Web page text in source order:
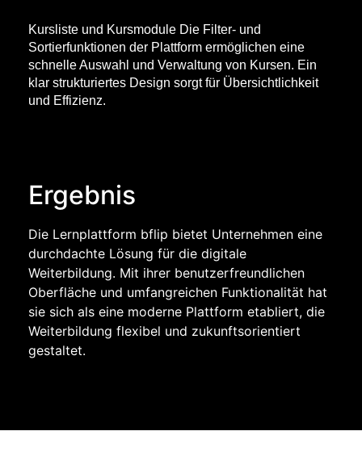
Kursliste und Kursmodule Die Filter- und
Sortierfunktionen der Plattform ermöglichen eine
schnelle Auswahl und Verwaltung von Kursen. Ein
klar strukturiertes Design sorgt für Übersichtlichkeit
und Effizienz.
Ergebnis
Die Lernplattform bflip bietet Unternehmen eine
durchdachte Lösung für die digitale
Weiterbildung. Mit ihrer benutzerfreundlichen
Oberfläche und umfangreichen Funktionalität hat
sie sich als eine moderne Plattform etabliert, die
Weiterbildung flexibel und zukunftsorientiert
gestaltet.